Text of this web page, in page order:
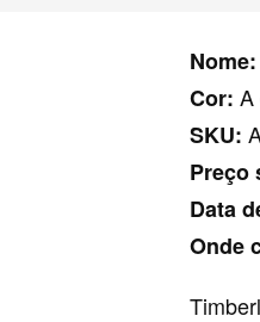
Nome:
Cor: A
SKU:
Preço
Data
Onde